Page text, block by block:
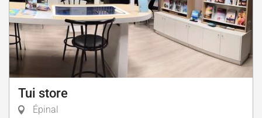
Tui store
Épinal